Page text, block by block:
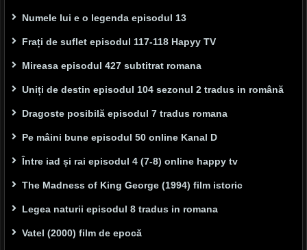
Numele lui e o legenda episodul 13
Frați de suflet episodul 117-118 Hapyy TV
Mireasa episodul 427 subtitrat romana
Uniți de destin episodul 104 sezonul 2 tradus in română
Dragoste posibilă episodul 7 tradus romana
Pe mâini bune episodul 50 online Kanal D
Între iad și rai episodul 4 (7-8) online happy tv
The Madness of King George (1994) film istoric
Legea naturii episodul 8 tradus in romana
Vatel (2000) film de epocă